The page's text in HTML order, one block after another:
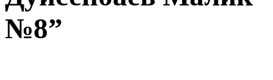
№8”